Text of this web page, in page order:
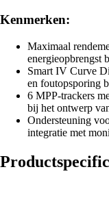
Kenmerken:
Maximaal
energieopbrengst
Smart IV Curve
en foutopsporing
6 MPP-trackers
bij het ontwerp
Ondersteuning
integratie met